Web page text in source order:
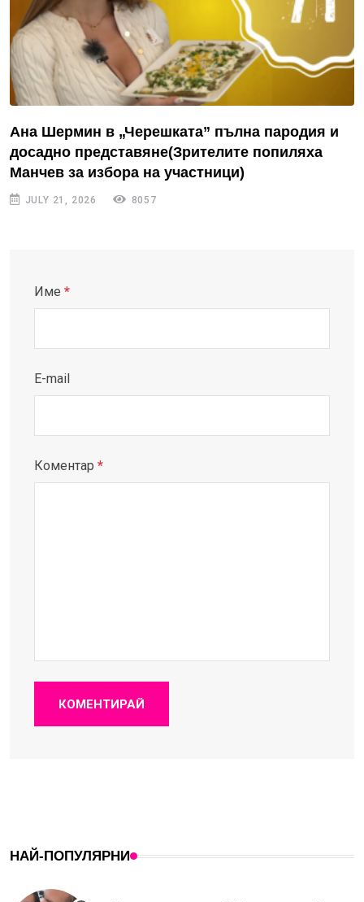
Ана Шермин в „Черешката” пълна пародия и
досадно представяне(Зрителите попиляха
Манчев за избора на участници)
JULY 21, 2026 8057
Име *
E-mail
Коментар *
КОМЕНТИРАЙ
НАЙ-ПОПУЛЯРНИ